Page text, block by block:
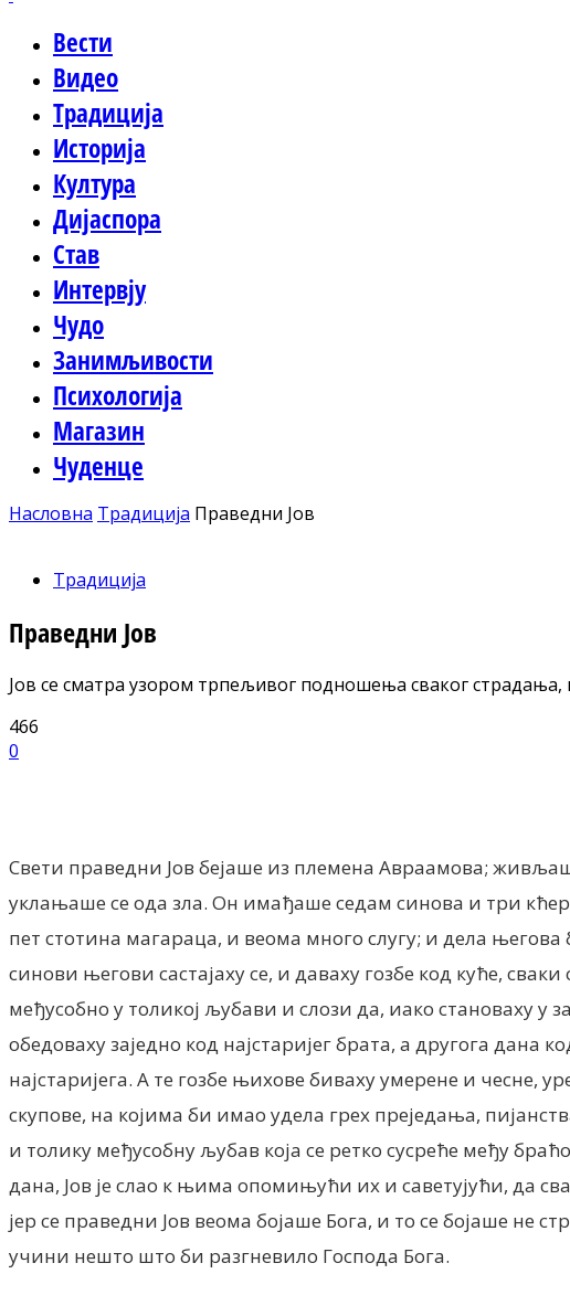
Вести
Видео
Традиција
Историја
Култура
Дијаспора
Став
Интервју
Чудо
Занимљивости
Психологија
Магазин
Чуденце
Насловна Традиција Праведни Јов
Традиција
Праведни Јов
Јов се сматра узором трпељивог подношења сваког страдања,
466
0
Свети праведни Јов бејаше из племена Авраамова;
уклањаше се ода зла. Он имађаше седам синова и три
пет стотина магараца, и веома много слугу; и дела
синови његови састајаху се, и даваху гозбе код куће,
међусобно у толикој љубави и слози да, иако становаху у
обедоваху заједно код најстаријег брата, а другога
најстаријега. А те гозбе њихове биваху умерене и чесне,
скупове, на којима би имао удела грех преједања,
и толику међусобну љубав која се ретко сусреће међу
дана, Јов је слао к њима опомињући их и саветујући, да
јер се праведни Јов веома бојаше Бога, и то се бојаше
учини нешто што би разгневило Господа Бога.